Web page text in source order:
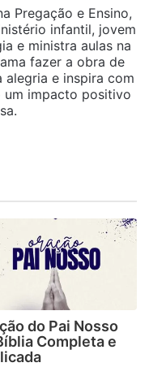
Pregação e Ensino,
infantil, jovem
e ministra aulas na
fazer a obra de
alegria e inspira com
um impacto positivo
do Pai Nosso
Completa e